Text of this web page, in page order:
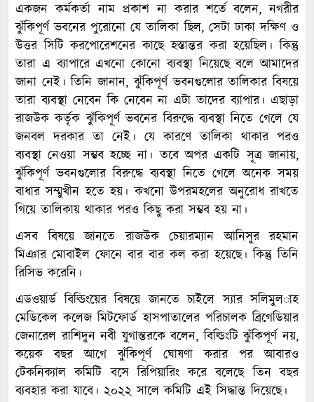
একজন কর্মকর্তা নাম প্রকাশ না করার শর্তে বলেন, নগরীর
ঝুঁকিপূর্ণ ভবনের পুরোনো যে তালিকা ছিল, সেটা ঢাকা দক্ষিণ ও
উত্তর সিটি করপোরেশনের কাছে হস্তান্তর করা হয়েছিল। কিন্তু
তারা এ ব্যাপারে এখনো কোনো ব্যবস্থা নিয়েছে বলে আমাদের
জানা নেই। তিনি জানান, ঝুঁকিপূর্ণ ভবনগুলোর তালিকার বিষয়ে
তারা ব্যবস্থা নেবেন কি নেবেন না এটা তাদের ব্যাপার। এছাড়া
রাজউক কর্তৃক ঝুঁকিপূর্ণ ভবনের বিরুদ্ধে ব্যবস্থা নিতে গেলে যে
জনবল দরকার তা নেই। যে কারণে তালিকা থাকার পরও
ব্যবস্থা নেওয়া সম্ভব হচ্ছে না। তবে অপর একটি সূত্র জানায়,
ঝুঁকিপূর্ণ ভবনগুলোর বিরুদ্ধে ব্যবস্থা নিতে গেলে অনেক সময়
বাধার সম্মুখীন হতে হয়। কখনো উপরমহলের অনুরোধ রাখতে
গিয়ে তালিকায় থাকার পরও কিছু করা সম্ভব হয় না।
এসব বিষয়ে জানতে রাজউক চেয়ারম্যান আনিসুর রহমান
মিঞার মোবাইল ফোনে বার বার কল করা হয়েছে। কিন্তু তিনি
রিসিভ করেনি।
এডওয়ার্ড বিল্ডিংয়ের বিষয়ে জানতে চাইলে স্যার সলিমুল­াহ
মেডিকেল কলেজ মিটফোর্ড হাসপাতালের পরিচালক ব্রিগেডিয়ার
জেনারেল রাশিদুন নবী যুগান্তরকে বলেন, বিল্ডিংটি ঝুঁকিপূর্ণ নয়,
কয়েক বছর আগে ঝুঁকিপূর্ণ ঘোষণা করার পর আবারও
টেকনিক্যাল কমিটি বসে রিপিয়ারিং করে বলেছে তিন বছর
ব্যবহার করা যাবে। ২০২২ সালে কমিটি এই সিদ্ধান্ত দিয়েছে।